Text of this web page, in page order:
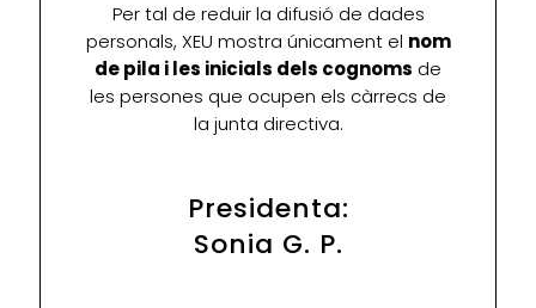
Per tal de reduir la difusió de dades
personals, XEU mostra únicament el nom
de pila i les inicials dels cognoms de
les persones que ocupen els càrrecs de
la junta directiva.
Presidenta:
Sonia G. P.